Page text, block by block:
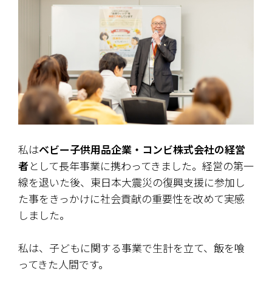
私はベビー子供用品企業・コンビ株式会社の経営
者として長年事業に携わってきました。経営の第一
線を退いた後、東日本大震災の復興支援に参加し
た事をきっかけに社会貢献の重要性を改めて実感
しました。
私は、子どもに関する事業で生計を立て、飯を喰
ってきた人間です。